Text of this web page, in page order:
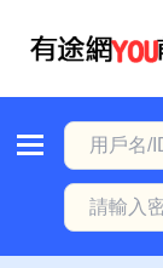
首
本